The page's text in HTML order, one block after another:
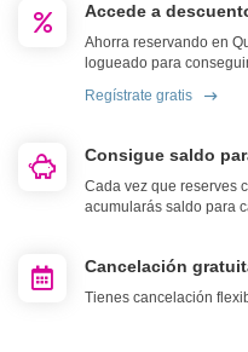
Accede a
Ahorra reservando en
logueado para
Regístrate gratis
Consigue saldo
Cada vez que reserves
acumularás saldo para
Cancelación
Tienes cancelación